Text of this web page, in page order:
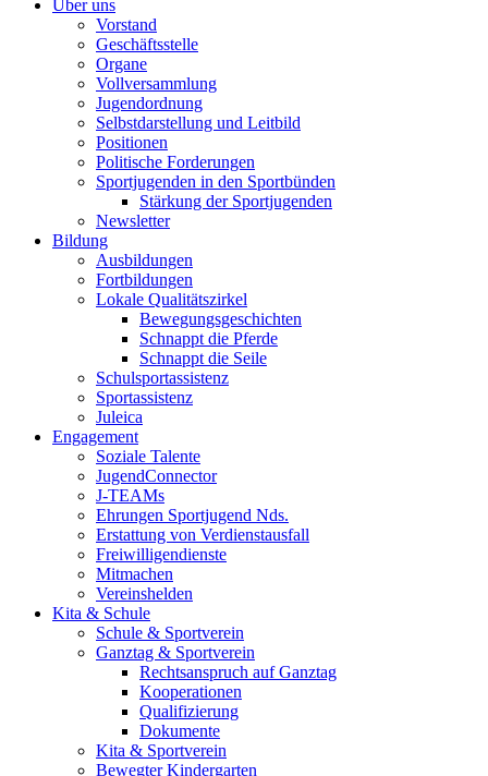
Über uns
Vorstand
Geschäftsstelle
Organe
Vollversammlung
Jugendordnung
Selbstdarstellung und Leitbild
Positionen
Politische Forderungen
Sportjugenden in den Sportbünden
Stärkung der Sportjugenden
Newsletter
Bildung
Ausbildungen
Fortbildungen
Lokale Qualitätszirkel
Bewegungsgeschichten
Schnappt die Pferde
Schnappt die Seile
Schulsportassistenz
Sportassistenz
Juleica
Engagement
Soziale Talente
JugendConnector
J-TEAMs
Ehrungen Sportjugend Nds.
Erstattung von Verdienstausfall
Freiwilligendienste
Mitmachen
Vereinshelden
Kita & Schule
Schule & Sportverein
Ganztag & Sportverein
Rechtsanspruch auf Ganztag
Kooperationen
Qualifizierung
Dokumente
Kita & Sportverein
Bewegter Kindergarten